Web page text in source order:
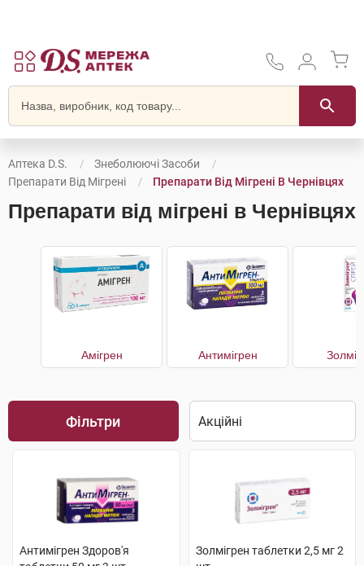
Аптека D.S.
Знеболюючі Засоби
Препарати Від Мігрені
Препарати Від Мігрені В Чернівцях
Препарати від мігрені в Чернівцях
Амігрен Антимігрен
Фільтри
Антимігрен Здоров'я
Золмігрен таблетки 2,5 мг 2